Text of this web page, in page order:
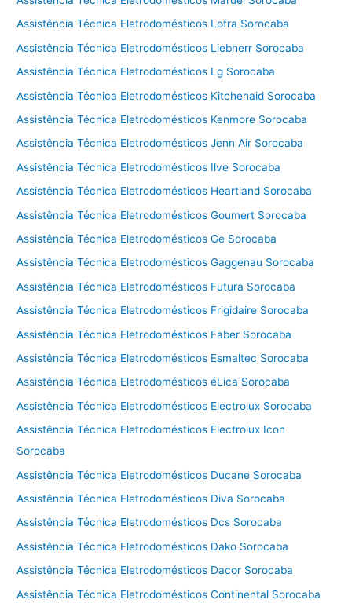
Assistência Técnica Eletrodomésticos Lofra Sorocaba
Assistência Técnica Eletrodomésticos Liebherr Sorocaba
Assistência Técnica Eletrodomésticos Lg Sorocaba
Assistência Técnica Eletrodomésticos Kitchenaid Sorocaba
Assistência Técnica Eletrodomésticos Kenmore Sorocaba
Assistência Técnica Eletrodomésticos Jenn Air Sorocaba
Assistência Técnica Eletrodomésticos Ilve Sorocaba
Assistência Técnica Eletrodomésticos Heartland Sorocaba
Assistência Técnica Eletrodomésticos Goumert Sorocaba
Assistência Técnica Eletrodomésticos Ge Sorocaba
Assistência Técnica Eletrodomésticos Gaggenau Sorocaba
Assistência Técnica Eletrodomésticos Futura Sorocaba
Assistência Técnica Eletrodomésticos Frigidaire Sorocaba
Assistência Técnica Eletrodomésticos Faber Sorocaba
Assistência Técnica Eletrodomésticos Esmaltec Sorocaba
Assistência Técnica Eletrodomésticos éLica Sorocaba
Assistência Técnica Eletrodomésticos Electrolux Sorocaba
Assistência Técnica Eletrodomésticos Electrolux Icon
Sorocaba
Assistência Técnica Eletrodomésticos Ducane Sorocaba
Assistência Técnica Eletrodomésticos Diva Sorocaba
Assistência Técnica Eletrodomésticos Dcs Sorocaba
Assistência Técnica Eletrodomésticos Dako Sorocaba
Assistência Técnica Eletrodomésticos Dacor Sorocaba
Assistência Técnica Eletrodomésticos Continental Sorocaba